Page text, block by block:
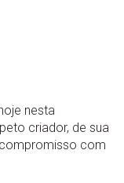
nesta
criador, de sua
com